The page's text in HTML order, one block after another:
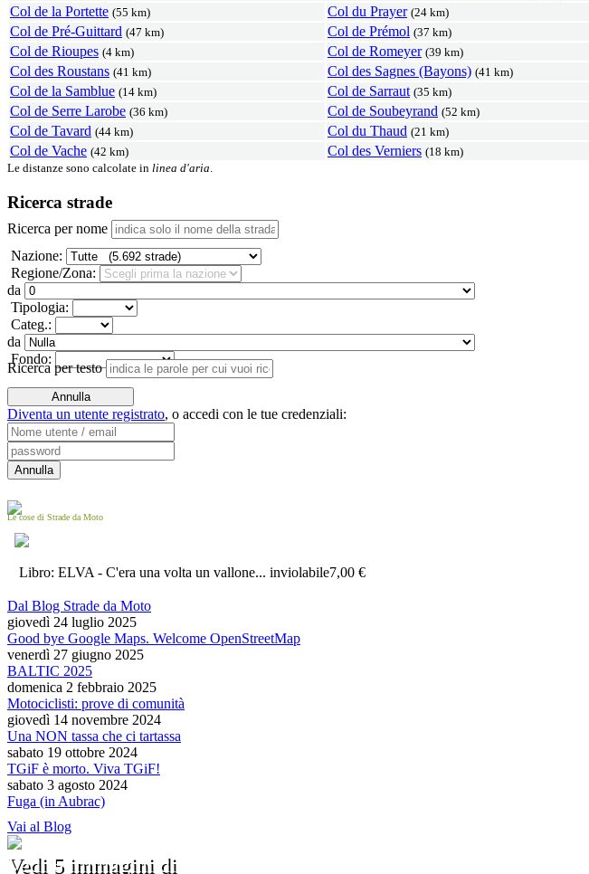
Col de la Portette (55 km) Col du Prayer (24 km)
Col de Pré-Guittard (47 km) Col de Prémol (37 km)
Col de Rioupes (4 km) Col de Romeyer (39 km)
Col des Roustans (41 km) Col des Sagnes (Bayons) (41 km)
Col de la Samblue (14 km) Col de Sarraut (35 km)
Col de Serre Larobe (36 km) Col de Soubeyrand (52 km)
Col de Tavard (44 km) Col du Thaud (21 km)
Col de Vache (42 km) Col des Verniers (18 km)
Le distanze sono calcolate in linea d'aria.
Ricerca strade
Ricerca per nome
Nazione:
Regione/Zona:
da
Tipologia:
Categ.:
da
Fondo:
Ricerca per testo
Diventa un utente registrato, o accedi con le tue credenziali:
Le cose di Strade da Moto
Libro: ELVA - C'era una volta un vallone... inviolabile7,00 €
Dal Blog Strade da Moto
giovedì 24 luglio 2025
Good bye Google Maps. Welcome OpenStreetMap
venerdì 27 giugno 2025
BALTIC 2025
domenica 2 febbraio 2025
Motociclisti: prove di comunità
giovedì 14 novembre 2024
Una NON tassa che ci tartassa
sabato 19 ottobre 2024
TGiF è morto. Viva TGiF!
sabato 3 agosto 2024
Fuga (in Aubrac)
Vai al Blog
Vedi 5 immagini di